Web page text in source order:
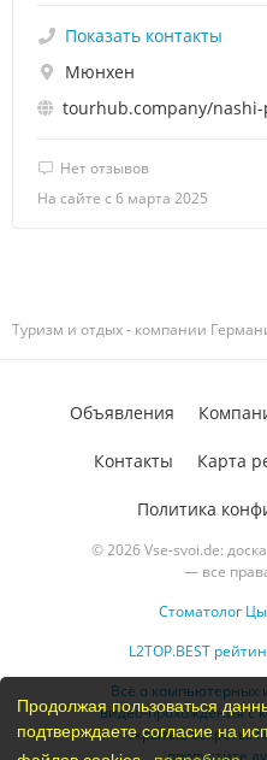
Продолжая пользоваться
подтверждаете согласие на
Нет отзывов
На сайте с 6 марта 2025
Показать контакты
Мюнхен
tourhub.company/
Туризм и отдых - компании
© 2026 Vse-svoi.de:
— все
Стоматолог
L2TOP.BEST
Всё о компьютерных
видео-прохождения с
скрытые секреты.
пропустите
Объявления
Контакты Карта
Политика